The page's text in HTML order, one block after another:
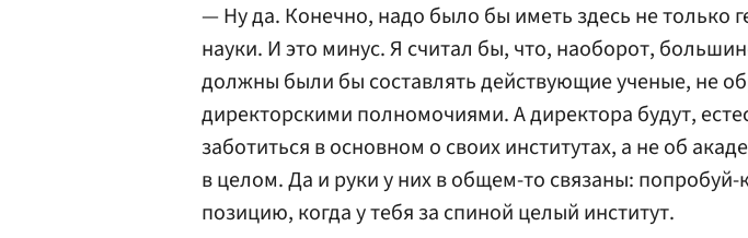
— Ну да. Конечно, надо было бы иметь здесь не только
науки. И это минус. Я считал бы, что, наоборот,
должны были бы составлять действующие ученые, не
директорскими полномочиями. А директора будут,
заботиться в основном о своих институтах, а не об
в целом. Да и руки у них в общем-то связаны: попробуй-
позицию, когда у тебя за спиной целый институт.